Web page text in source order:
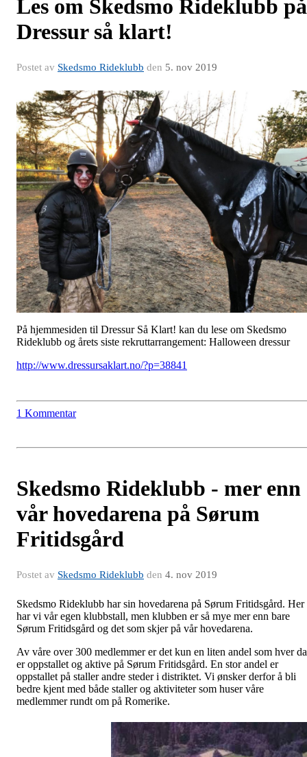
Les om Skedsmo Rideklubb på
Dressur så klart!
Postet av Skedsmo Rideklubb den 5. nov 2019
På hjemmesiden til Dressur Så Klart! kan du lese om Skedsmo
Rideklubb og årets siste rekruttarrangement: Halloween dressur
http://www.dressursaklart.no/?p=38841
1 Kommentar
Skedsmo Rideklubb - mer enn
vår hovedarena på Sørum
Fritidsgård
Postet av Skedsmo Rideklubb den 4. nov 2019
Skedsmo Rideklubb har sin hovedarena på Sørum Fritidsgård. Her
har vi vår egen klubbstall, men klubben er så mye mer enn bare
Sørum Fritidsgård og det som skjer på vår hovedarena.
Av våre over 300 medlemmer er det kun en liten andel som hver
er oppstallet og aktive på Sørum Fritidsgård. En stor andel er
oppstallet på staller andre steder i distriktet. Vi ønsker derfor å bli
bedre kjent med både staller og aktiviteter som huser våre
medlemmer rundt om på Romerike.